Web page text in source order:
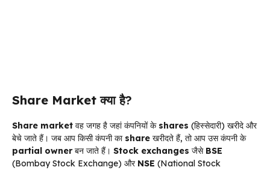
Share Market क्या है?
Share market वह जगह है जहां कंपनियों के shares (हिस्सेदारी) खरीदे और
बेचे जाते हैं। जब आप किसी कंपनी का share खरीदते हैं, तो आप उस कंपनी के
partial ownerबन जाते हैं। Stock exchanges जैसे BSE
(Bombay Stock Exchange) और NSE (National Stock